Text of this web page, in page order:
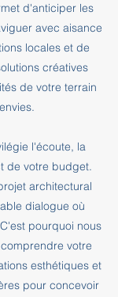
d'anticiper les
avec aisance
locales et de
créatives
de votre terrain
l'écoute, la
de votre budget.
architectural
dialogue où
pourquoi nous
votre
esthétiques et
pour concevoir